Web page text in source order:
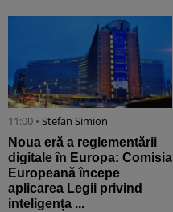
11:00 • Stefan Simion
Noua eră a reglementării
digitale în Europa: Comisia
Europeană începe
aplicarea Legii privind
inteligența ...